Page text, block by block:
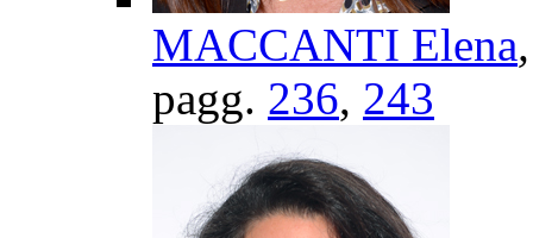
MACCANTI Elena
pagg. 236, 243